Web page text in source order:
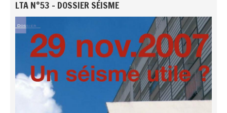
LTA N°53 - DOSSIER SÉISME